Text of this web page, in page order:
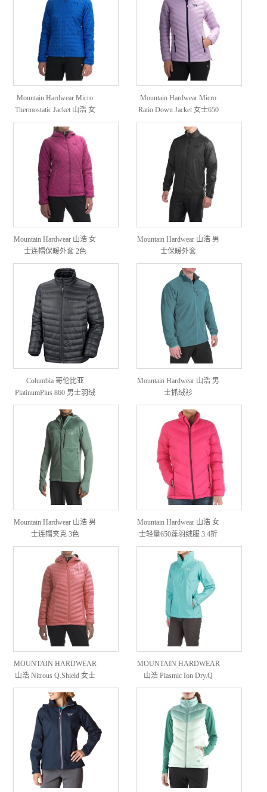
Mountain Hardwear Micro
Thermostatic Jacket 山浩 女
款保暖外套
Mountain Hardwear Micro
Ratio Down Jacket 女士650
蓬轻量羽绒服
Mountain Hardwear 山浩 女
士连帽保暖外套 2色
Mountain Hardwear 山浩 男
士保暖外套
Columbia 哥伦比亚
PlatinumPlus 860 男士羽绒
服
Mountain Hardwear 山浩 男
士抓绒衫
Mountain Hardwear 山浩 男
士连帽夹克 3色
Mountain Hardwear 山浩 女
士轻量650蓬羽绒服 3.4折
MOUNTAIN HARDWEAR
山浩 Nitrous Q.Shield 女士
羽绒服
MOUNTAIN HARDWEAR
山浩 Plasmic Ion Dry.Q
Evap 女士防风夹克